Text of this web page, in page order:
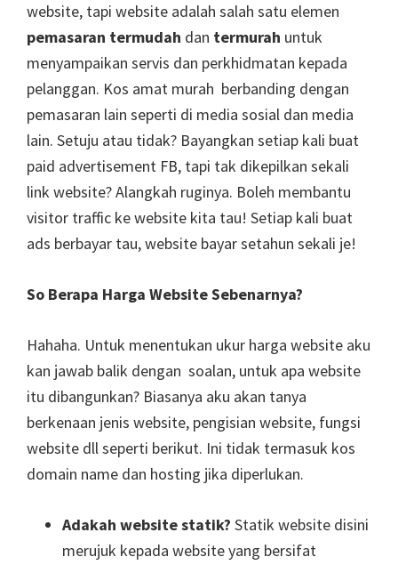
website, tapi website adalah salah satu elemen
pemasaran termudah dan termurah untuk
menyampaikan servis dan perkhidmatan kepada
pelanggan. Kos amat murah berbanding dengan
pemasaran lain seperti di media sosial dan media
lain. Setuju atau tidak? Bayangkan setiap kali buat
paid advertisement FB, tapi tak dikepilkan sekali
link website? Alangkah ruginya. Boleh membantu
visitor traffic ke website kita tau! Setiap kali buat
ads berbayar tau, website bayar setahun sekali je!
So Berapa Harga Website Sebenarnya?
Hahaha. Untuk menentukan ukur harga website aku
kan jawab balik dengan soalan, untuk apa website
itu dibangunkan? Biasanya aku akan tanya
berkenaan jenis website, pengisian website, fungsi
website dll seperti berikut. Ini tidak termasuk kos
domain name dan hosting jika diperlukan.
Adakah website statik? Statik website disini
merujuk kepada website yang bersifat